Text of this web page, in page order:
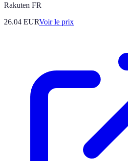
Rakuten FR
26.04 EURVoir le prix